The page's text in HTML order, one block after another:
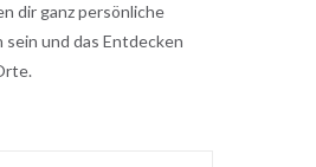
dir ganz persönliche
und das Entdecken